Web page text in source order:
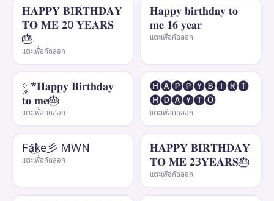
𝐇𝐀𝐏𝐏𝐘 𝐁𝐈𝐑𝐓𝐇𝐃𝐀𝐘
𝐓𝐎 𝐌𝐄 𝟐0 𝐘𝐄𝐀𝐑𝐒
🎂
แตะเพื่อคัดลอก
𝐇𝐚𝐩𝐩𝐲 𝐛𝐢𝐫𝐭𝐡𝐝𝐚𝐲 𝐭𝐨
𝐦𝐞 𝟏𝟔 𝐲𝐞𝐚𝐫
แตะเพื่อคัดลอก
༘ *𝐇𝐚𝐩𝐩𝐲 𝐁𝐢𝐫𝐭𝐡𝐝𝐚𝐲
𝐭𝐨 𝐦𝐞🎂
แตะเพื่อคัดลอก
🅗🅐🅟🅟🅨🅑🅘🅡🅣
🅗🅓🅐🅨🅣🅞
แตะเพื่อคัดลอก
Fa͜͡ke彡 MWN
แตะเพื่อคัดลอก
𝐇𝐀𝐏𝐏𝐘 𝐁𝐈𝐑𝐓𝐇𝐃𝐀𝐘
𝐓𝐎 𝐌𝐄 𝟐3𝐘𝐄𝐀𝐑𝐒🎂
แตะเพื่อคัดลอก